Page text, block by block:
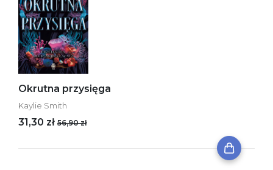
Okrutna przysięga
Kaylie Smith
31,30 zł 56,90 zł